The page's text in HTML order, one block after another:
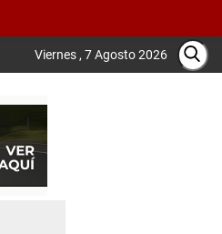
Viernes , 7 Agosto 2026